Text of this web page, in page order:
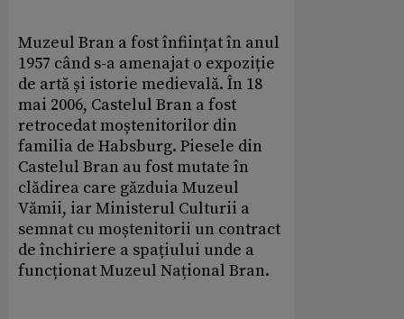
Muzeul Bran a fost înființat în anul
1957 când s-a amenajat o expoziție
de artă și istorie medievală. În 18
mai 2006, Castelul Bran a fost
retrocedat moștenitorilor din
familia de Habsburg. Piesele din
Castelul Bran au fost mutate în
clădirea care găzduia Muzeul
Vămii, iar Ministerul Culturii a
semnat cu moștenitorii un contract
de închiriere a spațiului unde a
funcționat Muzeul Național Bran.